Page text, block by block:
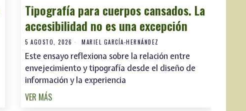
Tipografía para cuerpos cansados. La
accesibilidad no es una excepción
5 AGOSTO, 2026 MARIEL GARCÍA-HERNÁNDEZ
Este ensayo reflexiona sobre la relación entre
envejecimiento y tipografía desde el diseño de
información y la experiencia
VER MÁS